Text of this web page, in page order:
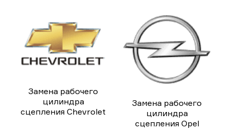
Замена рабочего
цилиндра
сцепления Chevrolet
Замена рабочего
цилиндра
сцепления Opel